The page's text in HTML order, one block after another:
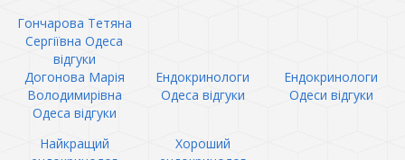
Гончарова Тетяна
Сергіївна Одеса
відгуки
Догонова Марія
Володимирівна
Одеса відгуки
Ендокринологи
Одеса відгуки
Ендокринологи
Одеси відгуки
Найкращий
Хороший